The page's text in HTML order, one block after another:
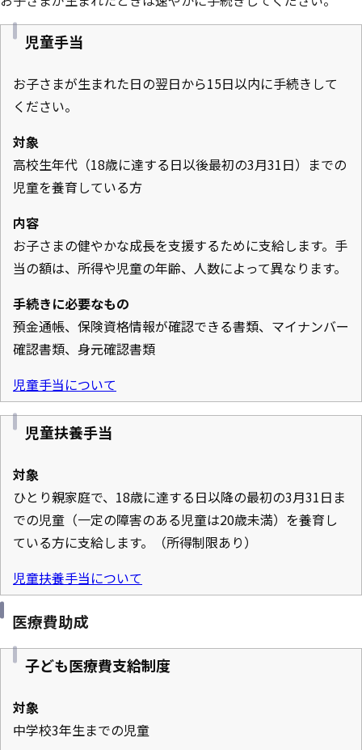
児童手当
お子さまが生まれた日の翌日から15日以内に手続きして
ください。
対象
高校生年代（18歳に達する日以後最初の3月31日）までの
児童を養育している方
内容
お子さまの健やかな成長を支援するために支給します。手
当の額は、所得や児童の年齢、人数によって異なります。
手続きに必要なもの
預金通帳、保険資格情報が確認できる書類、マイナンバー
確認書類、身元確認書類
児童手当について
児童扶養手当
対象
ひとり親家庭で、18歳に達する日以降の最初の3月31日ま
での児童（一定の障害のある児童は20歳未満）を養育し
ている方に支給します。（所得制限あり）
児童扶養手当について
医療費助成
子ども医療費支給制度
対象
中学校3年生までの児童